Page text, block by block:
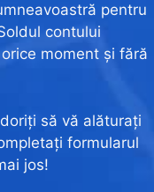
pentru
contului
moment și fără
să vă alăturați
formularul
jos!